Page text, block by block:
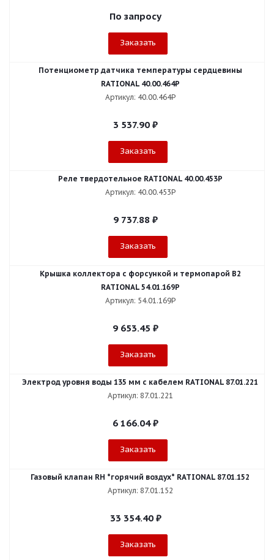
По запросу
Заказать
Потенциометр датчика температуры сердцевины
RATIONAL 40.00.464P
Артикул: 40.00.464P
3 537.90 ₽
Заказать
Реле твердотельное RATIONAL 40.00.453P
Артикул: 40.00.453P
9 737.88 ₽
Заказать
Крышка коллектора с форсункой и термопарой B2
RATIONAL 54.01.169P
Артикул: 54.01.169P
9 653.45 ₽
Заказать
Электрод уровня воды 135 мм с кабелем RATIONAL 87.01.221
Артикул: 87.01.221
6 166.04₽
Заказать
Газовый клапан RH *горячий воздух* RATIONAL 87.01.152
Артикул: 87.01.152
33 354.40₽
Заказать